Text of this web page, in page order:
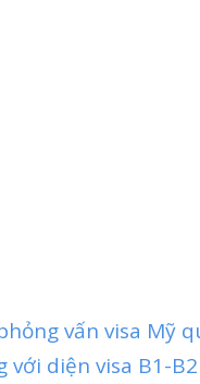
vấn visa Mỹ
với diện visa B1-B2